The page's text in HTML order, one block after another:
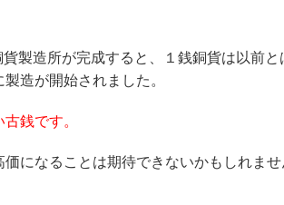
製造所が完成すると、１銭銅貨は以前
造が開始されました。
銭です。
になることは期待できないかもしれま